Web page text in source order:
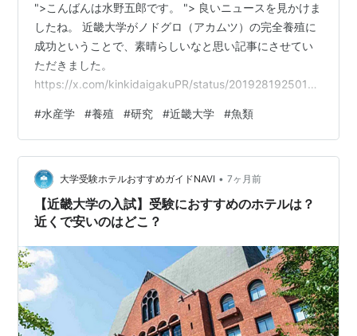
関西学院大学・同志社大学・立命館大学・京都大学）に
所属。同連盟で最多の44回の優勝を成し遂げている。
また、1997年には、関西学生春・秋、全日本大学野球
選手権大会、明治神宮野球大会、全日本アマチュア野球
王座決定戦（現在は廃止）の大学野球史上初の五冠を達
部、ボクシング部、バスケットボール部、吹奏楽部など
にも力を入れている。
著名な出身者
4代目朝潮太郎（元大関、7代目高砂親方）、赤井英和
（元ボクサー・俳優）、名城信男（ボクサー）、有藤通
世（野球）、藤井彰人（野球）、二岡智宏（野球）、林
威助（野球）、糸井嘉男（野球）、寺川綾（競泳）、中
">こんばんは水野五郎です。 "> 良いニュースを見かけま
したね。 近畿大学がノドグロ（アカムツ）の完全養殖に
成功ということで、素晴らしいなと思い記事にさせてい
ただきました。
https://x.com/kinkidaigakuPR/status/20192819250186
養殖に成功🐟養殖用種苗生産技術の確立と実用化をめざ
します。https://t.co/47aVtWcsSJ — 近畿大学🐟
(@kinkidaigakuPR) 2026年2月5日 「世界初の成果」近
畿大学ノドグロの完全養殖に成功したと発表
❗️https://t.co/E…
#水産学 #養殖 #研究 #近畿大学 #魚類
大学受験ホテルおすすめガイドNAVI • 7ヶ月前
【近畿大学の入試】受験におすすめのホテルは？
近くで安いのはどこ？